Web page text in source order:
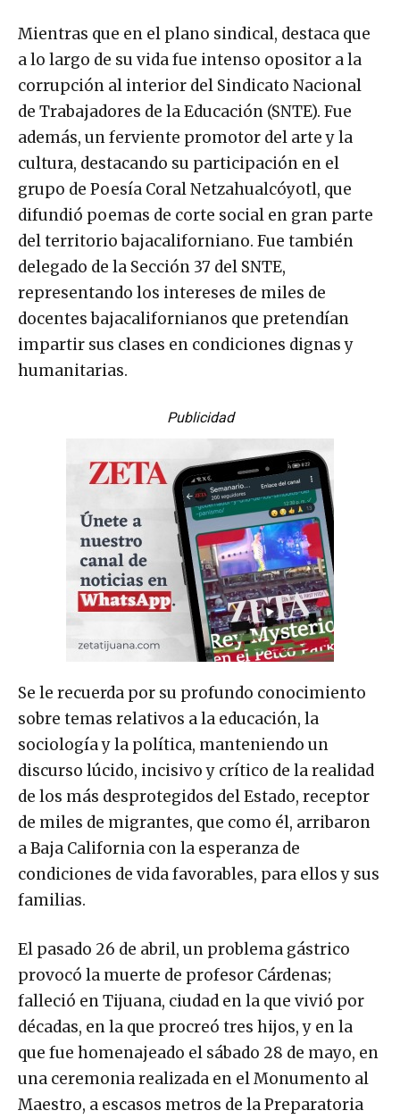
Mientras que en el plano sindical, destaca que
a lo largo de su vida fue intenso opositor a la
corrupción al interior del Sindicato Nacional
de Trabajadores de la Educación (SNTE). Fue
además, un ferviente promotor del arte y la
cultura, destacando su participación en el
grupo de Poesía Coral Netzahualcóyotl, que
difundió poemas de corte social en gran parte
del territorio bajacaliforniano. Fue también
delegado de la Sección 37 del SNTE,
representando los intereses de miles de
docentes bajacalifornianos que pretendían
impartir sus clases en condiciones dignas y
humanitarias.
Publicidad
Se le recuerda por su profundo conocimiento
sobre temas relativos a la educación, la
sociología y la política, manteniendo un
discurso lúcido, incisivo y crítico de la realidad
de los más desprotegidos del Estado, receptor
de miles de migrantes, que como él, arribaron
a Baja California con la esperanza de
condiciones de vida favorables, para ellos y sus
familias.
El pasado 26 de abril, un problema gástrico
provocó la muerte de profesor Cárdenas;
falleció en Tijuana, ciudad en la que vivió por
décadas, en la que procreó tres hijos, y en la
que fue homenajeado el sábado 28 de mayo, en
una ceremonia realizada en el Monumento al
Maestro, a escasos metros de la Preparatoria